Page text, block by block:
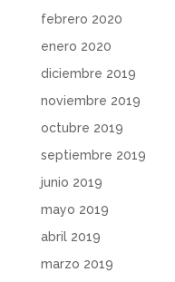
febrero 2020
enero 2020
diciembre 2019
noviembre 2019
octubre 2019
septiembre 2019
junio 2019
mayo 2019
abril 2019
marzo 2019